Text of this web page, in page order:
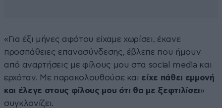
«Για έξι μήνες αφότου είχαμε χωρίσει, έκανε
προσπάθειες επανασύνδεσης, έβλεπε που ήμουν
από αναρτήσεις με φίλους μου στα social media και
ερχόταν. Με παρακολουθούσε και είχε πάθει εμμονή
και έλεγε στους φίλους μου ότι θα με ξεφτιλίσει»
συγκλονίζει.